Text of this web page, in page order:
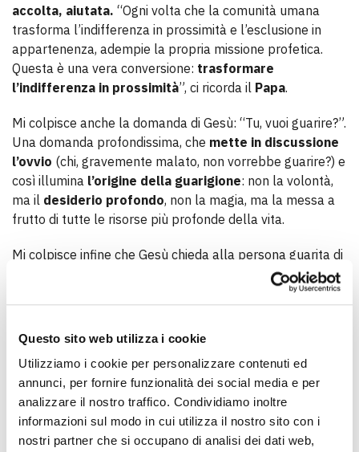
Questo sito web utilizza i cookie
Utilizziamo i cookie per personalizzare contenuti ed
annunci, per fornire funzionalità dei social media e per
analizzare il nostro traffico. Condividiamo inoltre
informazioni sul modo in cui utilizza il nostro sito con i
nostri partner che si occupano di analisi dei dati web,
accolta, aiutata. “Ogni volta che la comunità umana
trasforma l’indifferenza in prossimità e l’esclusione in
appartenenza, adempie la propria missione profetica.
Questa è una vera conversione: trasformare
l’indifferenza in prossimità”, ci ricorda il Papa.
Mi colpisce anche la domanda di Gesù: “Tu, vuoi guarire?”.
Una domanda profondissima, che mette in discussione
l’ovvio (chi, gravemente malato, non vorrebbe guarire?) e
così illumina l’origine della guarigione: non la volontà,
ma il desiderio profondo, non la magia, ma la messa a
frutto di tutte le risorse più profonde della vita.
Mi colpisce infine che Gesù chieda alla persona guarita di
sul quale è stata distesa per
Non è la richiesta di portare una croce, ma
la constatazione che qualsiasi sofferenza
lascia un segno che rimane oltre la
guarigione e con cui bisogna fare pace,
come con una cicatrice che diventa un